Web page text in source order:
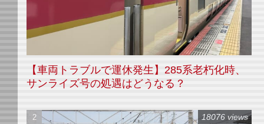
【車両トラブルで運休発生】285系老朽化時、
サンライズ号の処遇はどうなる？
18076 views